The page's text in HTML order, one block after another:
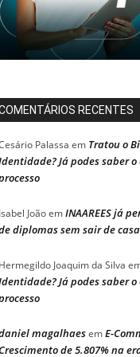
RECENTES
Palassa em Tratou o
Já podes saber
JoãoemINAAREES já
diplomas sem sair de casa
Joaquim da Silva
Já podes saber
magalhaesemE-
de 5.807% na